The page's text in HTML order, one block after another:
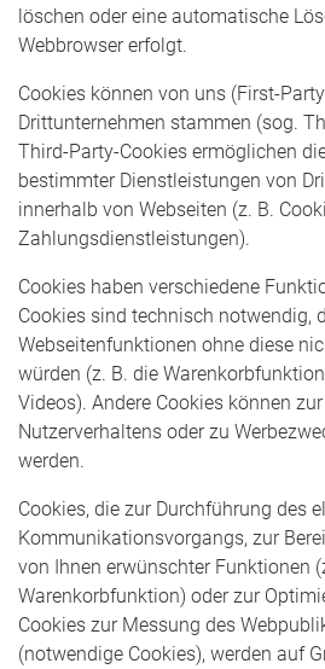
löschen oder eine automatische
Webbrowser erfolgt.
Cookies können von uns (First-
Drittunternehmen stammen (sog.
Third-Party-Cookies ermöglichen
bestimmter Dienstleistungen von
innerhalb von Webseiten (z. B.
Zahlungsdienstleistungen).
Cookies haben verschiedene
Cookies sind technisch notwendig,
Webseitenfunktionen ohne diese
würden (z. B. die
Videos). Andere Cookies können
Nutzerverhaltens oder zu
werden.
Cookies, die zur Durchführung des
Kommunikationsvorgangs, zur
von Ihnen erwünschter Funktionen
Warenkorbfunktion) oder zur
Cookies zur Messung des
(notwendige Cookies), werden auf